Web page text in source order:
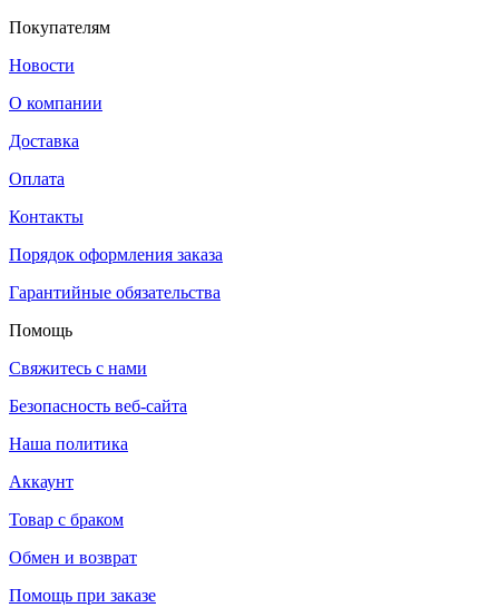
Покупателям
Новости
О компании
Доставка
Оплата
Контакты
Порядок оформления заказа
Гарантийные обязательства
Помощь
Свяжитесь с нами
Безопасность веб-сайта
Наша политика
Аккаунт
Товар с браком
Обмен и возврат
Помощь при заказе